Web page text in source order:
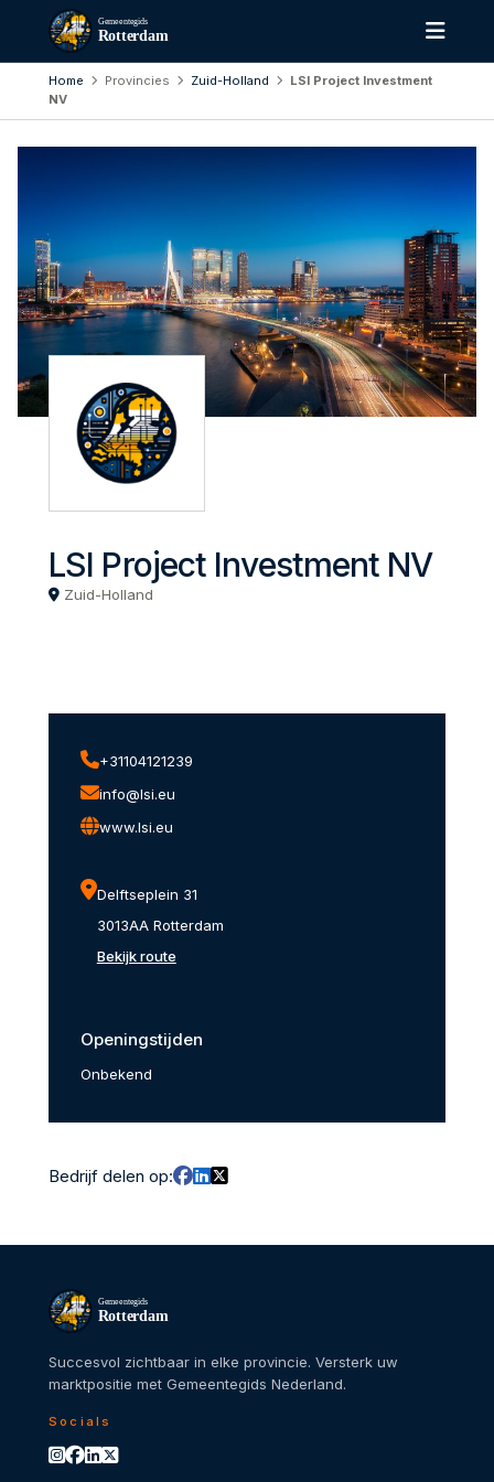
Gemeentegids
Rotterdam
Home Provincies Zuid-Holland
LSI Project Investment
NV
LSI Project Investment NV
Zuid-Holland
+31104121239
info@lsi.eu
www.lsi.eu
Delftseplein 31
3013AA Rotterdam
Bekijk route
Openingstijden
Onbekend
Bedrijf delen op:
Gemeentegids
Rotterdam
Succesvol zichtbaar in elke provincie. Versterk uw
marktpositie met Gemeentegids Nederland.
Socials